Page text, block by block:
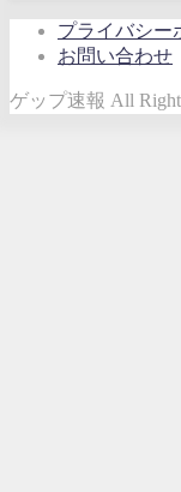
プライバシー
お問い合わせ
ゲップ速報 All